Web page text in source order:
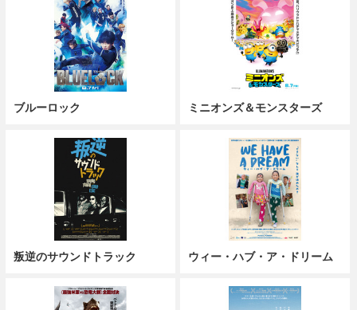
ブルーロック ミニオンズ＆モンスターズ
叛逆のサウンドトラック ウィー・ハブ・ア・ドリーム